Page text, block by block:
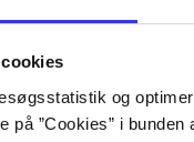
og
på ”Cookies” i